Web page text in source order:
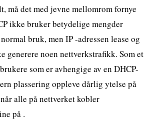
må det med jevne mellomrom fornye
ikke bruker betydelige mengder
bruk, men IP -adressen lease og
generere noen nettverkstrafikk. Som et
som er avhengige av en DHCP-
plassering oppleve dårlig ytelse på
alle på nettverket kobler
på .